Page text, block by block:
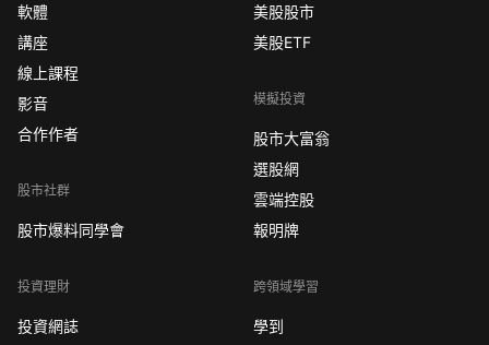
軟體
講座
線上課程
影音
合作作者
股市社群
股市爆料同學會
投資理財
投資網誌
美股股市
美股ETF
模擬投資
股市大富翁
選股網
雲端控股
報明牌
跨領域學習
學到